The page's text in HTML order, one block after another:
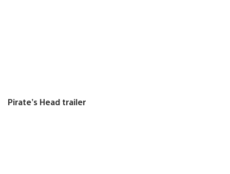
Pirate’s Head trailer